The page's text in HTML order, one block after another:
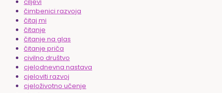
čimbenici razvoja
čitaj mi
čitanje
čitanje na glas
čitanje priča
civilno društvo
cjelodnevna nastava
cjeloviti razvoj
cjeloživotno učenje